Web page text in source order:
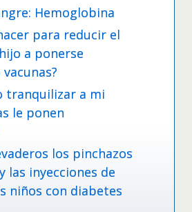
Hemoglobina
para reducir el
a ponerse
tranquilizar a mi
le ponen
los pinchazos
las inyecciones de
niños con diabetes